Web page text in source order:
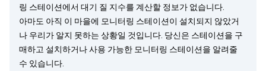
링 스테이션에서 대기 질 지수를 계산할 정보가 없습니다.
아마도 아직 이 마을에 모니터링 스테이션이 설치되지 않았거
나 우리가 알지 못하는 상황일 것입니다. 당신은 스테이션을 구
매하고 설치하거나 사용 가능한 모니터링 스테이션을 알려줄
수 있습니다.